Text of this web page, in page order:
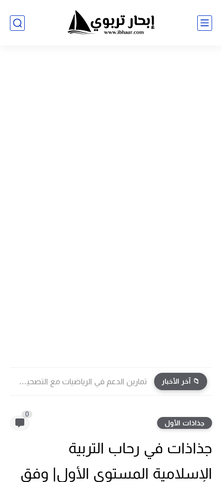
📁 آخر الأخبار تمارين الدعم في الرياضيات مع التصحيح | جميع الوحدات...
جذاذات الأول
0
جذاذات في رحاب التربية
الإسلامية المستوى الأول| وفق